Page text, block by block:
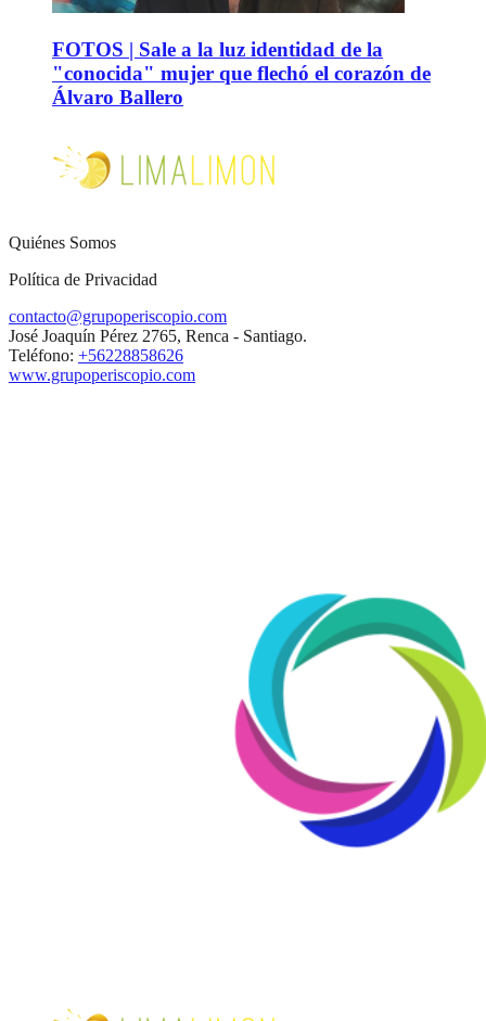
FOTOS | Sale a la luz identidad de la
"conocida" mujer que flechó el corazón de
Álvaro Ballero
Quiénes Somos
Política de Privacidad
contacto@grupoperiscopio.com
José Joaquín Pérez 2765, Renca - Santiago.
Teléfono: +56228858626
www.grupoperiscopio.com